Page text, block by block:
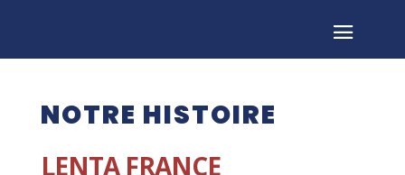
NOTRE HISTOIRE
LENTA FRANCE